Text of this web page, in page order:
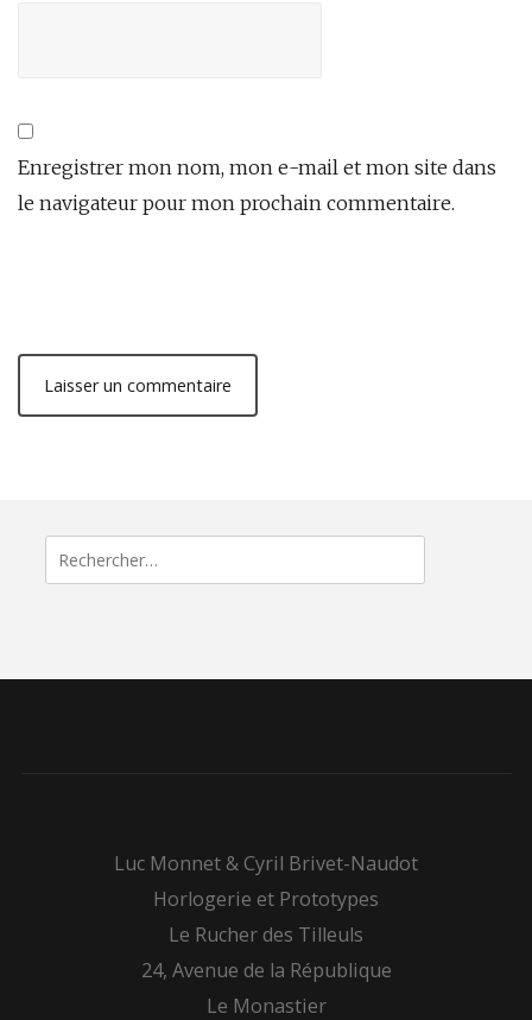
Enregistrer mon nom, mon e-mail et mon site dans
le navigateur pour mon prochain commentaire.
Rechercher :
Luc Monnet & Cyril Brivet-Naudot
Horlogerie et Prototypes
Le Rucher des Tilleuls
24, Avenue de la République
Le Monastier